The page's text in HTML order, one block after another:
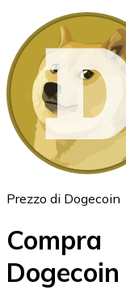
Ethereum
ETH
Prezzo di Dogecoin
Compra